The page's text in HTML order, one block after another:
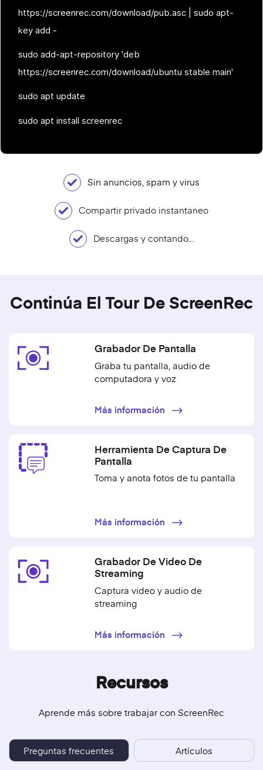
https://screenrec.com/download/pub.asc | sudo apt-
key add -
sudo add-apt-repository 'deb
https://screenrec.com/download/ubuntu stable main'
sudo apt update
sudo apt install screenrec
Sin anuncios, spam y virus
Compartir privado instantaneo
Descargas y contando...
Continúa El Tour De ScreenRec
Grabador De Pantalla
Graba tu pantalla, audio de
computadora y voz
Más información
Herramienta De Captura De
Pantalla
Toma y anota fotos de tu pantalla
Más información
Grabador De Video De
Streaming
Captura video y audio de
streaming
Más información
Recursos
Aprende más sobre trabajar con ScreenRec
Preguntas frecuentes Artículos